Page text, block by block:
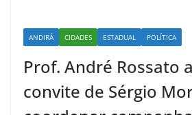
ANDIRÁ CIDADES ESTADUAL POLÍTICA
Prof. André Rossato
convite de Sérgio